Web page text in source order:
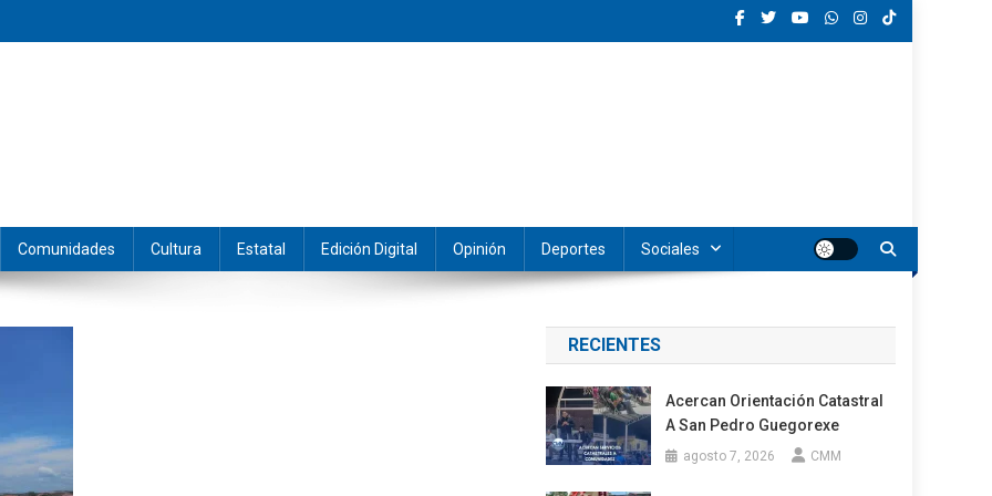
Comunidades Cultura Estatal Edición Digital Opinión Deportes Sociales
RECIENTES
Acercan Orientación Catastral
A San Pedro Guegorexe
agosto 7, 2026 CMM